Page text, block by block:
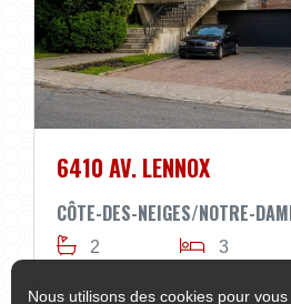
6410 AV. LENNOX
2 3
Nous utilisons des cookies pour